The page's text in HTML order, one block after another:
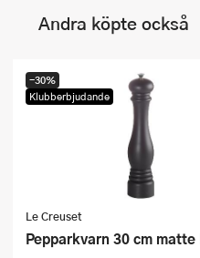
Andra köpte också
Le Creuset
Pepparkvarn 30 cm
-30%
Klubberbjudande